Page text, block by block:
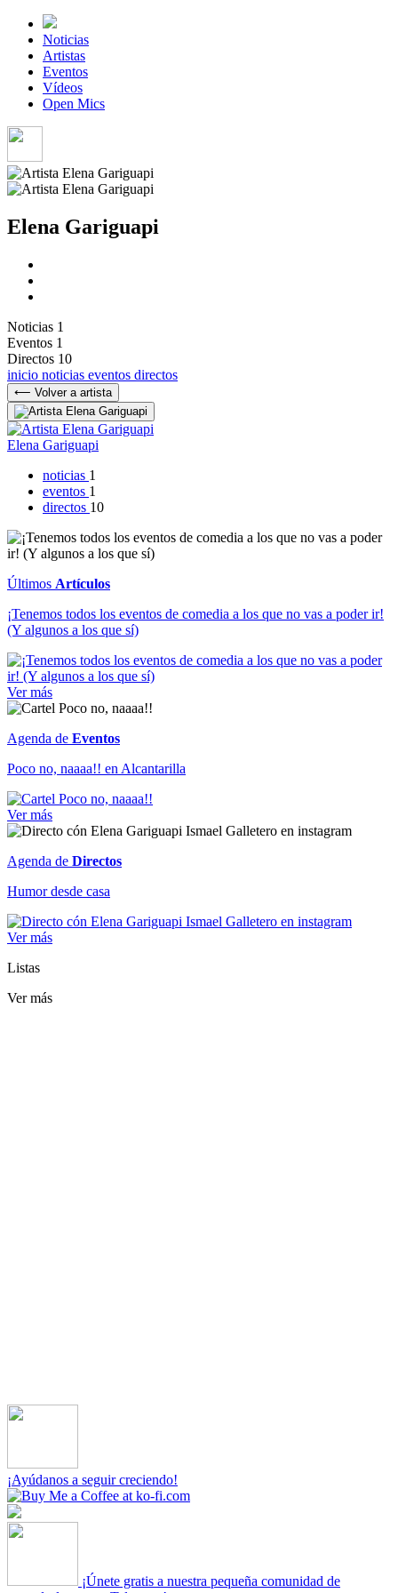
Noticias
Artistas
Eventos
Vídeos
Open Mics
Elena Gariguapi
Noticias 1
Eventos 1
Directos 10
inicio noticias eventos directos
⟵ Volver a artista
Elena Gariguapi
noticias 1
eventos 1
directos 10
Últimos Artículos
¡Tenemos todos los eventos de comedia a los que no vas a poder ir!
(Y algunos a los que sí)
Ver más
Agenda de Eventos
Poco no, naaaa!! en Alcantarilla
Ver más
Agenda de Directos
Humor desde casa
Ver más
Listas
Ver más
¡Ayúdanos a seguir creciendo!
¡Únete gratis a nuestra pequeña comunidad de